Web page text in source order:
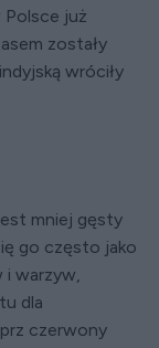
Polsce już
zostały
wróciły
mniej gęsty
go często jako
i warzyw,
dla
czerwony